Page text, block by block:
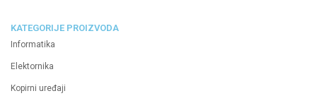
KATEGORIJE PROIZVODA
Informatika
Elektornika
Kopirni uređaji